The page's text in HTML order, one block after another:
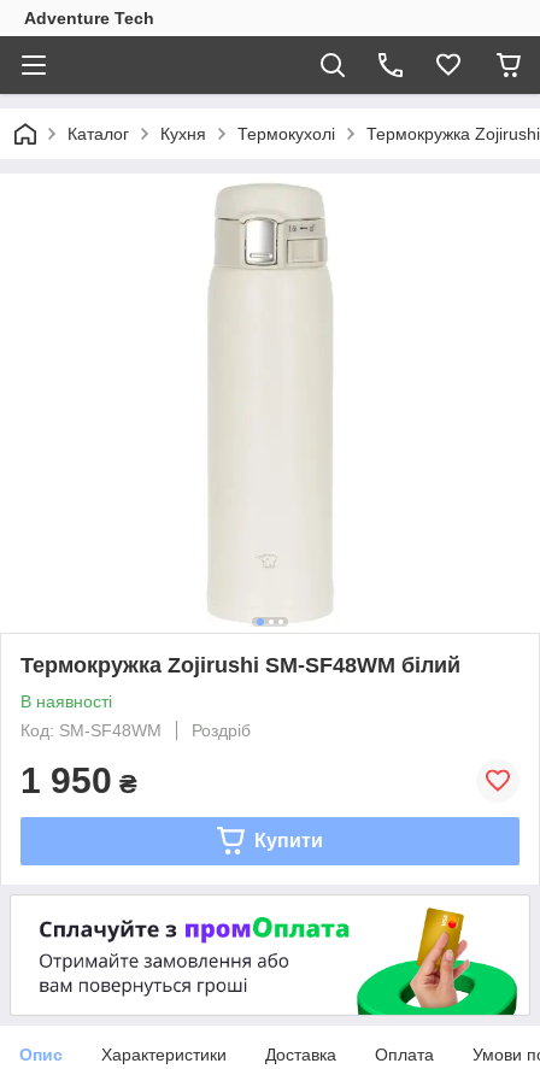
Adventure Tech
Каталог Кухня Термокухолі Термокружка
Термокружка Zojirushi SM-SF48WM білий
В наявності
Код: SM-SF48WM
Роздріб
1 950 ₴
Купити
Опис Характеристики Доставка Оплата Умови